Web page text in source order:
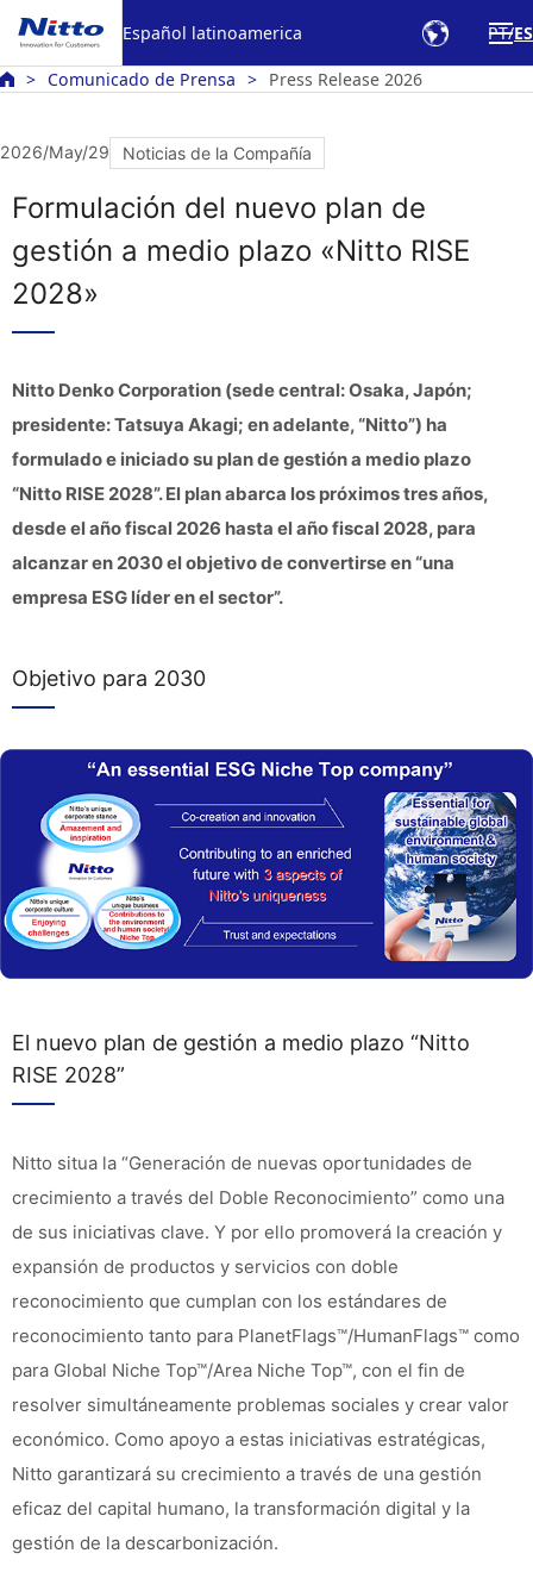
Español latinoamerica PT ES
Comunicado de Prensa Press Release 2026
2026/May/29 Noticias de la Compañía
Formulación del nuevo plan de
gestión a medio plazo «Nitto RISE
2028»
Nitto Denko Corporation (sede central: Osaka, Japón;
presidente: Tatsuya Akagi; en adelante, “Nitto”) ha
formulado e iniciado su plan de gestión a medio plazo
“Nitto RISE 2028”. El plan abarca los próximos tres años,
desde el año fiscal 2026 hasta el año fiscal 2028, para
alcanzar en 2030 el objetivo de convertirse en “una
empresa ESG líder en el sector”.
Objetivo para 2030
El nuevo plan de gestión a medio plazo “Nitto
RISE 2028”
Nitto situa la “Generación de nuevas oportunidades de
crecimiento a través del Doble Reconocimiento” como una
de sus iniciativas clave. Y por ello promoverá la creación y
expansión de productos y servicios con doble
reconocimiento que cumplan con los estándares de
reconocimiento tanto para PlanetFlags™/HumanFlags™ como
para Global Niche Top™/Area Niche Top™, con el fin de
resolver simultáneamente problemas sociales y crear valor
económico. Como apoyo a estas iniciativas estratégicas,
Nitto garantizará su crecimiento a través de una gestión
eficaz del capital humano, la transformación digital y la
gestión de la descarbonización.